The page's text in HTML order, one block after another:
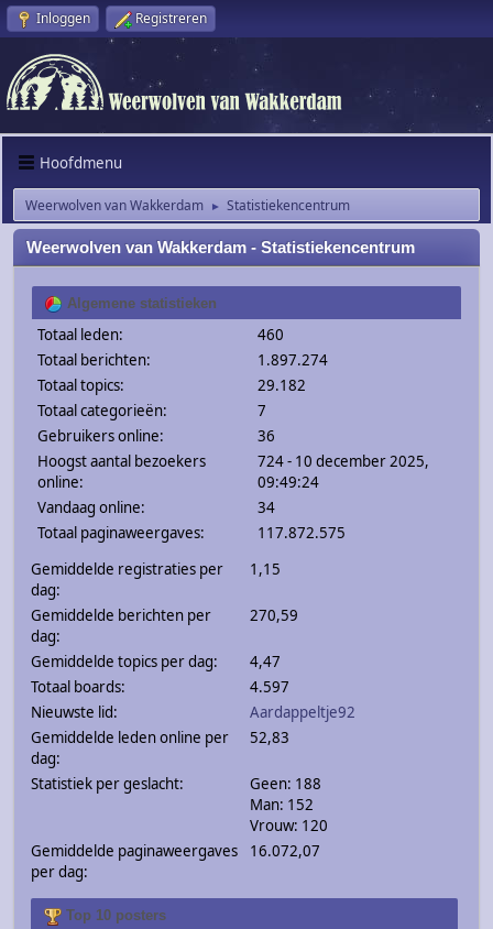
Inloggen Registreren
Hoofdmenu
Weerwolven van Wakkerdam ► Statistiekencentrum
Weerwolven van Wakkerdam - Statistiekencentrum
Algemene statistieken
Totaal leden:
460
Totaal berichten:
1.897.274
Totaal topics:
29.182
Totaal categorieën:
7
Gebruikers online:
36
Hoogst aantal bezoekers
online:
724 - 10 december 2025,
09:49:24
Vandaag online:
34
Totaal paginaweergaves:
117.872.575
Gemiddelde registraties per
dag:
1,15
Gemiddelde berichten per
dag:
270,59
Gemiddelde topics per dag:
4,47
Totaal boards:
4.597
Nieuwste lid:
Aardappeltje92
Gemiddelde leden online per
dag:
52,83
Statistiek per geslacht:
Geen: 188
Man: 152
Vrouw: 120
Gemiddelde paginaweergaves
per dag:
16.072,07
Top 10 posters